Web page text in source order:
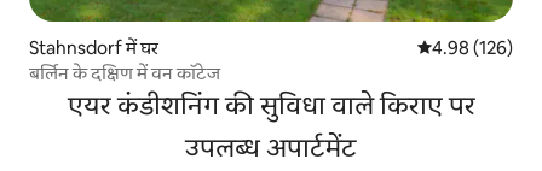
Stahnsdorf में घर औसत रेटिंग 5 में से
4.98 (126)
बर्लिन के दक्षिण में वन कॉटेज
एयर कंडीशनिंग की सुविधा वाले किराए पर
उपलब्ध अपार्टमेंट